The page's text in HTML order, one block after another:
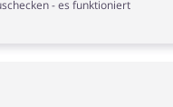
- es funktioniert